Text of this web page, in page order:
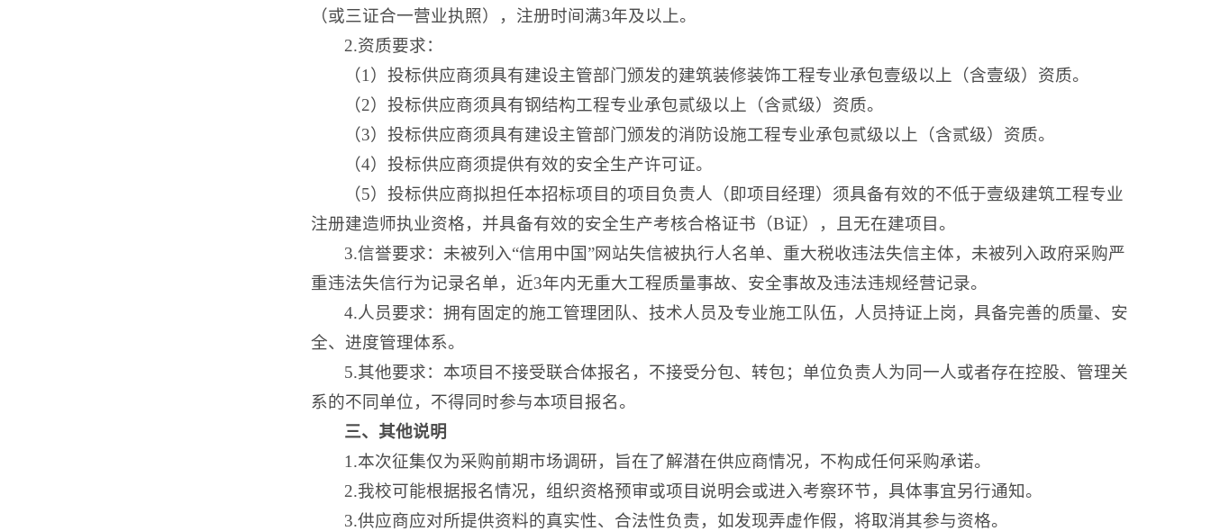
（或三证合一营业执照），注册时间满3年及以上。
2.资质要求：
（1）投标供应商须具有建设主管部门颁发的建筑装修装饰工程专业承包壹级以上（含壹级）资质。
（2）投标供应商须具有钢结构工程专业承包贰级以上（含贰级）资质。
（3）投标供应商须具有建设主管部门颁发的消防设施工程专业承包贰级以上（含贰级）资质。
（4）投标供应商须提供有效的安全生产许可证。
（5）投标供应商拟担任本招标项目的项目负责人（即项目经理）须具备有效的不低于壹级建筑工程专业
注册建造师执业资格，并具备有效的安全生产考核合格证书（B证），且无在建项目。
3.信誉要求：未被列入“信用中国”网站失信被执行人名单、重大税收违法失信主体，未被列入政府采购严
重违法失信行为记录名单，近3年内无重大工程质量事故、安全事故及违法违规经营记录。
4.人员要求：拥有固定的施工管理团队、技术人员及专业施工队伍，人员持证上岗，具备完善的质量、安
全、进度管理体系。
5.其他要求：本项目不接受联合体报名，不接受分包、转包；单位负责人为同一人或者存在控股、管理关
系的不同单位，不得同时参与本项目报名。
三、其他说明
1.本次征集仅为采购前期市场调研，旨在了解潜在供应商情况，不构成任何采购承诺。
2.我校可能根据报名情况，组织资格预审或项目说明会或进入考察环节，具体事宜另行通知。
3.供应商应对所提供资料的真实性、合法性负责，如发现弄虚作假，将取消其参与资格。